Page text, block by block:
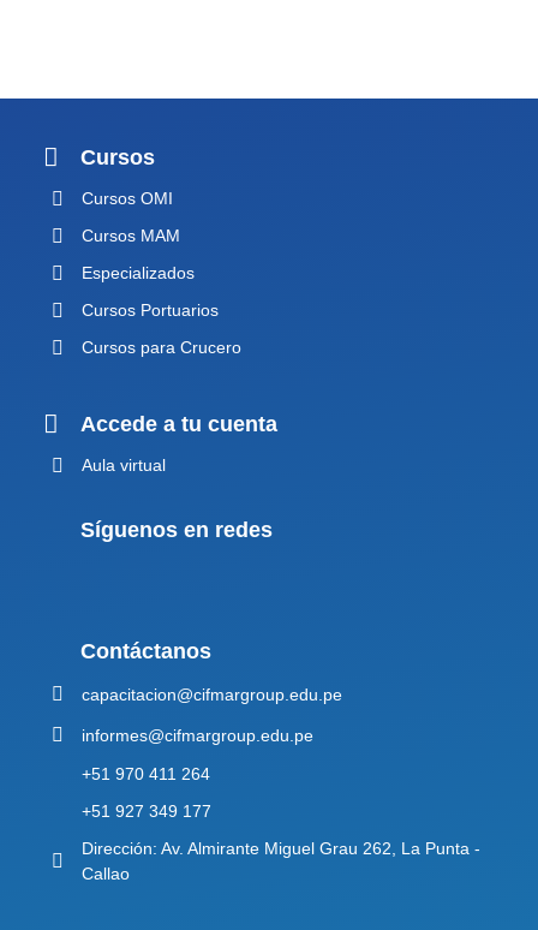
Cursos
Cursos OMI
Cursos MAM
Especializados
Cursos Portuarios
Cursos para Crucero
Accede a tu cuenta
Aula virtual
Síguenos en redes
Contáctanos
capacitacion@cifmargroup.edu.pe
informes@cifmargroup.edu.pe
+51 970 411 264
+51 927 349 177
Dirección: Av. Almirante Miguel Grau 262, La Punta -
Callao